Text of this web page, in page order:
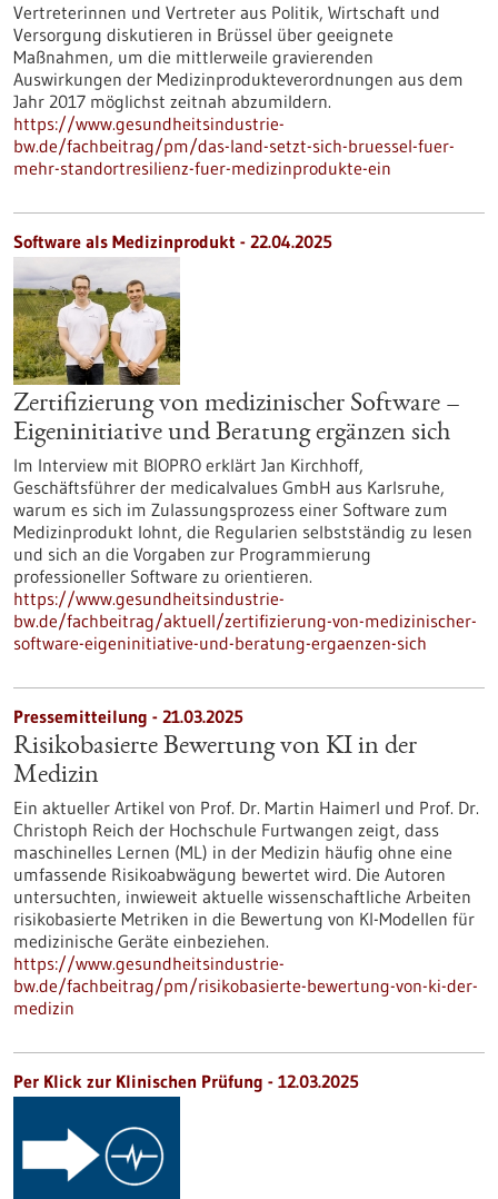
Vertreterinnen und Vertreter aus Politik, Wirtschaft und
Versorgung diskutieren in Brüssel über geeignete
Maßnahmen, um die mittlerweile gravierenden
Auswirkungen der Medizinprodukteverordnungen aus dem
Jahr 2017 möglichst zeitnah abzumildern.
https://www.gesundheitsindustrie-
bw.de/fachbeitrag/pm/das-land-setzt-sich-bruessel-fuer-
mehr-standortresilienz-fuer-medizinprodukte-ein
Software als Medizinprodukt - 22.04.2025
Zertifizierung von medizinischer Software –
Eigeninitiative und Beratung ergänzen sich
Im Interview mit BIOPRO erklärt Jan Kirchhoff,
Geschäftsführer der medicalvalues GmbH aus Karlsruhe,
warum es sich im Zulassungsprozess einer Software zum
Medizinprodukt lohnt, die Regularien selbstständig zu lesen
und sich an die Vorgaben zur Programmierung
professioneller Software zu orientieren.
https://www.gesundheitsindustrie-
bw.de/fachbeitrag/aktuell/zertifizierung-von-medizinischer-
software-eigeninitiative-und-beratung-ergaenzen-sich
Pressemitteilung - 21.03.2025
Risikobasierte Bewertung von KI in der
Medizin
Ein aktueller Artikel von Prof. Dr. Martin Haimerl und Prof. Dr.
Christoph Reich der Hochschule Furtwangen zeigt, dass
maschinelles Lernen (ML) in der Medizin häufig ohne eine
umfassende Risikoabwägung bewertet wird. Die Autoren
untersuchten, inwieweit aktuelle wissenschaftliche Arbeiten
risikobasierte Metriken in die Bewertung von KI-Modellen für
medizinische Geräte einbeziehen.
https://www.gesundheitsindustrie-
bw.de/fachbeitrag/pm/risikobasierte-bewertung-von-ki-der-
medizin
Per Klick zur Klinischen Prüfung - 12.03.2025